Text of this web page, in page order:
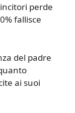
perde
fallisce
del padre
ai suoi